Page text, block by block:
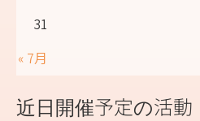
31
« 7月
近日開催予定の活動